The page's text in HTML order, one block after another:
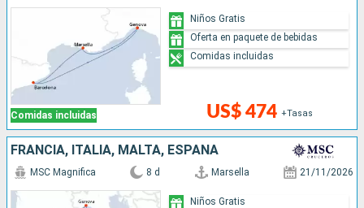
Comidas incluidas US$ 474 +Tasas
Niños Gratis
Oferta en paquete de bebidas
Comidas incluidas
FRANCIA, ITALIA, MALTA, ESPAÑA
MSC Magnifica 8 d Marsella 21/11/2026
Niños Gratis